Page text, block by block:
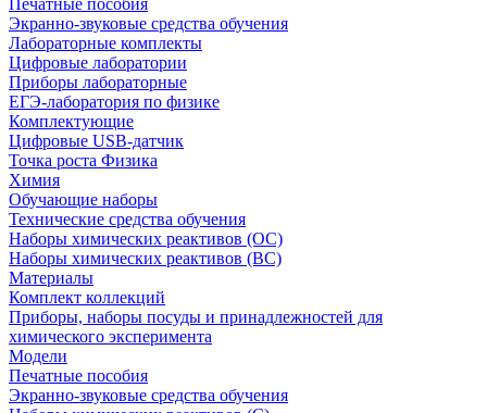
Печатные пособия
Экранно-звуковые средства обучения
Лабораторные комплекты
Цифровые лаборатории
Приборы лабораторные
ЕГЭ-лаборатория по физике
Комплектующие
Цифровые USB-датчик
Точка роста Физика
Химия
Обучающие наборы
Технические средства обучения
Наборы химических реактивов (ОС)
Наборы химических реактивов (ВС)
Материалы
Комплект коллекций
Приборы, наборы посуды и принадлежностей для
химического эксперимента
Модели
Печатные пособия
Экранно-звуковые средства обучения